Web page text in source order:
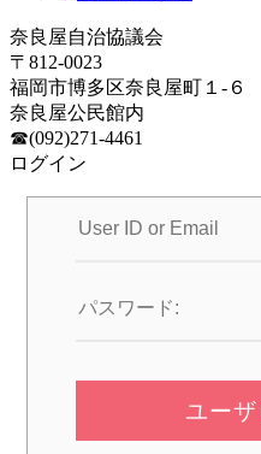
奈良屋自治協議会
〒812-0023
福岡市博多区奈良屋町１-６
奈良屋公民館内
☎(092)271-4461
ログイン